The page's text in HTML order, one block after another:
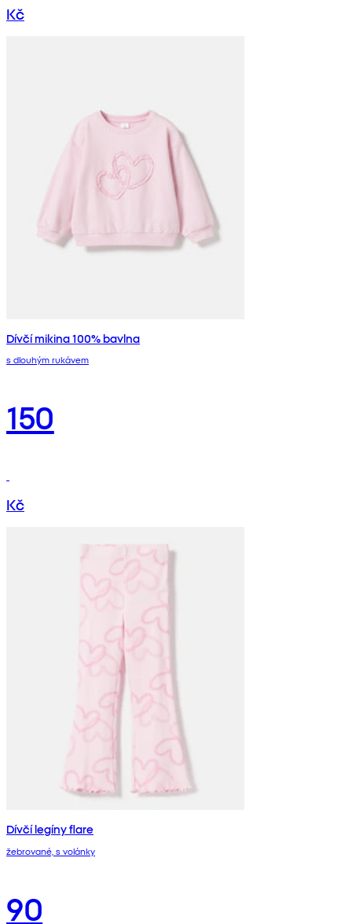
Kč
Dívčí mikina 100% bavlna
s dlouhým rukávem
150
Kč
Dívčí legíny flare
žebrované, s volánky
90